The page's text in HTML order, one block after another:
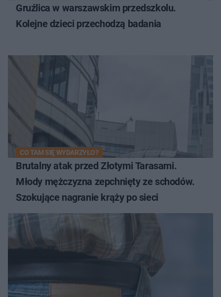
Gruźlica w warszawskim przedszkolu.
Kolejne dzieci przechodzą badania
CO TAM SIĘ WYDARZYŁO?
Brutalny atak przed Złotymi Tarasami.
Młody mężczyzna zepchnięty ze schodów.
Szokujące nagranie krąży po sieci